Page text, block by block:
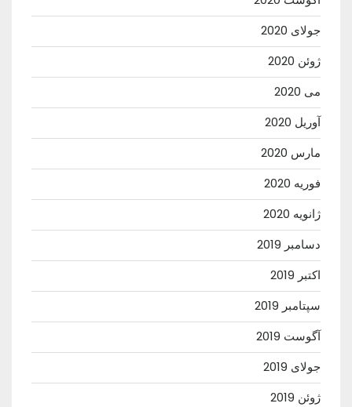
جولای 2020
ژوئن 2020
می 2020
آوریل 2020
مارس 2020
فوریه 2020
ژانویه 2020
دسامبر 2019
اکتبر 2019
سپتامبر 2019
آگوست 2019
جولای 2019
ژوئن 2019